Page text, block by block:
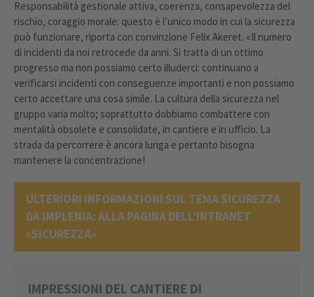
Responsabilità gestionale attiva, coerenza, consapevolezza del
rischio, coraggio morale: questo è l’unico modo in cui la sicurezza
può funzionare, riporta con convinzione Felix Akeret. «Il numero
di incidenti da noi retrocede da anni. Si tratta di un ottimo
progresso ma non possiamo certo illuderci: continuano a
verificarsi incidenti con conseguenze importanti e non possiamo
certo accettare una cosa simile. La cultura della sicurezza nel
gruppo varia molto; soprattutto dobbiamo combattere con
mentalità obsolete e consolidate, in cantiere e in ufficio. La
strada da percorrere è ancora lunga e pertanto bisogna
mantenere la concentrazione!
ULTERIORI INFORMAZIONI SUL TEMA SICUREZZA
DA IMPLENIA: ALLA PAGINA DELL’INTRANET
«SICUREZZA»
IMPRESSIONI DEL CANTIERE DI